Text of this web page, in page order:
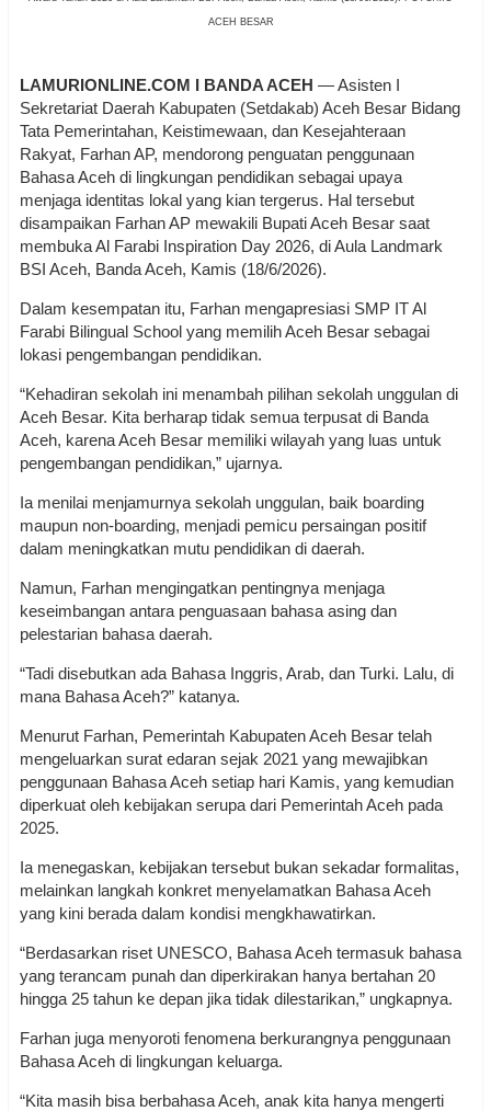
ACEH BESAR
LAMURIONLINE.COM I BANDA ACEH — Asisten I
Sekretariat Daerah Kabupaten (Setdakab) Aceh Besar Bidang
Tata Pemerintahan, Keistimewaan, dan Kesejahteraan
Rakyat, Farhan AP, mendorong penguatan penggunaan
Bahasa Aceh di lingkungan pendidikan sebagai upaya
menjaga identitas lokal yang kian tergerus. Hal tersebut
disampaikan Farhan AP mewakili Bupati Aceh Besar saat
membuka Al Farabi Inspiration Day 2026, di Aula Landmark
BSI Aceh, Banda Aceh, Kamis (18/6/2026).
Dalam kesempatan itu, Farhan mengapresiasi SMP IT Al
Farabi Bilingual School yang memilih Aceh Besar sebagai
lokasi pengembangan pendidikan.
“Kehadiran sekolah ini menambah pilihan sekolah unggulan di
Aceh Besar. Kita berharap tidak semua terpusat di Banda
Aceh, karena Aceh Besar memiliki wilayah yang luas untuk
pengembangan pendidikan,” ujarnya.
Ia menilai menjamurnya sekolah unggulan, baik boarding
maupun non-boarding, menjadi pemicu persaingan positif
dalam meningkatkan mutu pendidikan di daerah.
Namun, Farhan mengingatkan pentingnya menjaga
keseimbangan antara penguasaan bahasa asing dan
pelestarian bahasa daerah.
“Tadi disebutkan ada Bahasa Inggris, Arab, dan Turki. Lalu, di
mana Bahasa Aceh?” katanya.
Menurut Farhan, Pemerintah Kabupaten Aceh Besar telah
mengeluarkan surat edaran sejak 2021 yang mewajibkan
penggunaan Bahasa Aceh setiap hari Kamis, yang kemudian
diperkuat oleh kebijakan serupa dari Pemerintah Aceh pada
2025.
Ia menegaskan, kebijakan tersebut bukan sekadar formalitas,
melainkan langkah konkret menyelamatkan Bahasa Aceh
yang kini berada dalam kondisi mengkhawatirkan.
“Berdasarkan riset UNESCO, Bahasa Aceh termasuk bahasa
yang terancam punah dan diperkirakan hanya bertahan 20
hingga 25 tahun ke depan jika tidak dilestarikan,” ungkapnya.
Farhan juga menyoroti fenomena berkurangnya penggunaan
Bahasa Aceh di lingkungan keluarga.
“Kita masih bisa berbahasa Aceh, anak kita hanya mengerti